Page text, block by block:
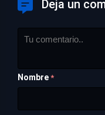
Deja un
Nombre *